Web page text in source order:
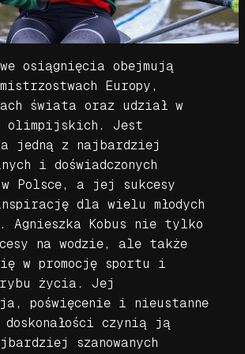
osiągnięcia obejmują
Europy,
świata oraz udział w
olimpijskich. Jest
jedną z najbardziej
i doświadczonych
Polsce, a jej sukcesy
dla wielu młodych
Agnieszka Kobus nie tylko
na wodzie, ale także
w promocję sportu i
życia. Jej
poświęcenie i nieustanne
doskonałości czynią ją
szanowanych